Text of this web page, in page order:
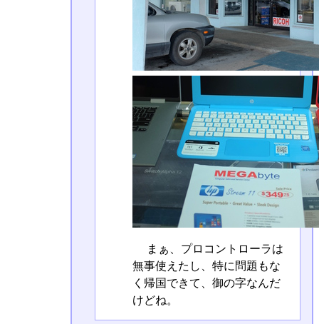
まぁ、プロコントローラは
無事使えたし、特に問題もな
く帰国できて、御の字なんだ
けどね。